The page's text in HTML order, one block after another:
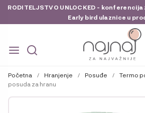
RODITELJSTVO UNLOCKED -
Early bird ulaznice u
na
navigaciju
do
sadržaja
Početna / Hranjenje / Posuđe / Termo
posuda za hranu